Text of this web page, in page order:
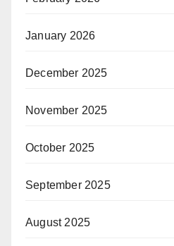
January 2026
December 2025
November 2025
October 2025
September 2025
August 2025